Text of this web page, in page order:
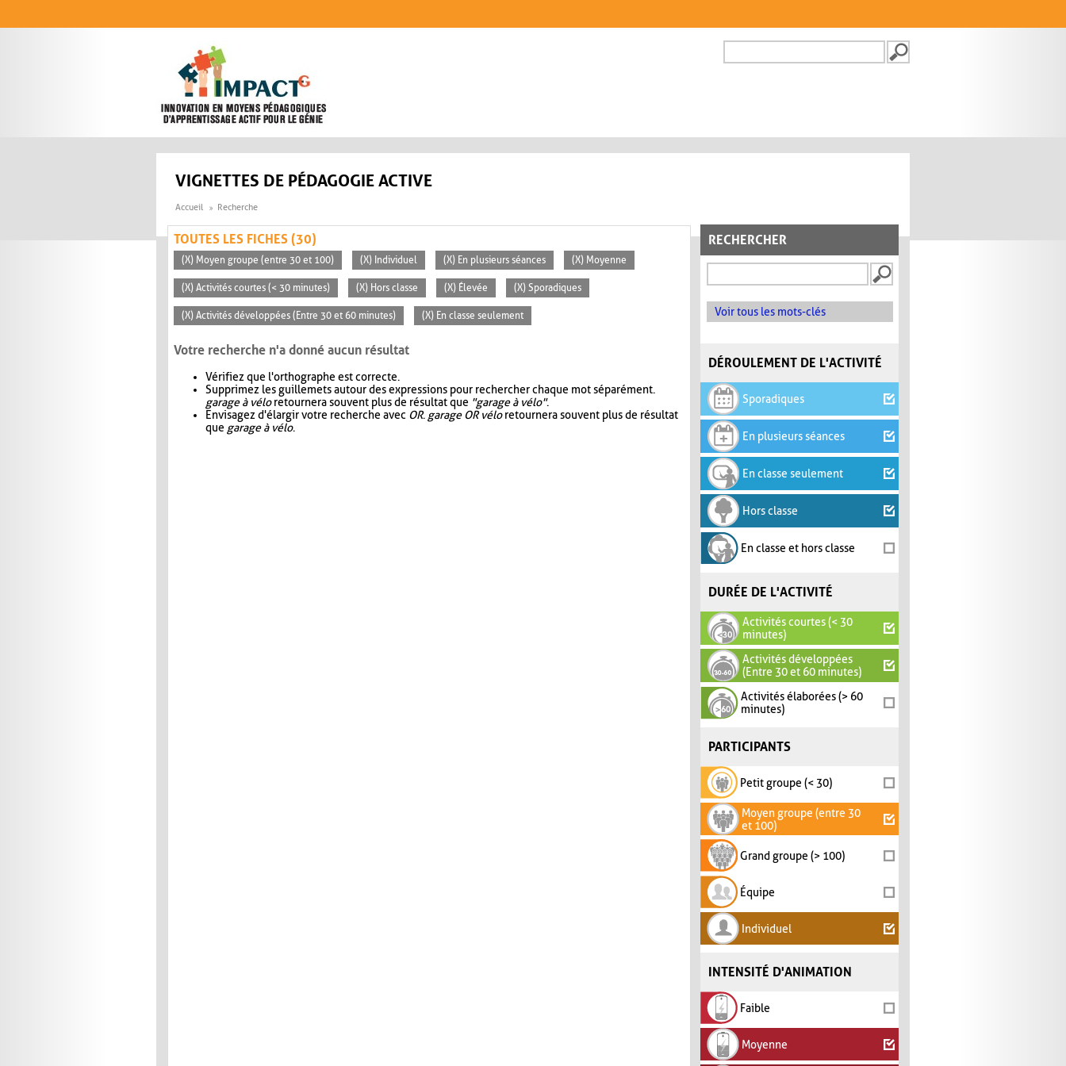
FORMULAIRE DE
VIGNETTES DE PÉDAGOGIE ACTIVE
Accueil Recherche
RECHERCHER
Voir tous les mots-clés
DÉROULEMENT DE L'ACTIVITÉ
Sporadiques
En plusieurs séances
En classe seulement
Hors classe
En classe et hors classe
DURÉE DE L'ACTIVITÉ
Activités courtes (< 30
minutes)
Activités développées
(Entre 30 et 60 minutes)
Activités élaborées (> 60
minutes)
PARTICIPANTS
Petit groupe (< 30)
Moyen groupe (entre 30
et 100)
Grand groupe (> 100)
Équipe
Individuel
INTENSITÉ D'ANIMATION
Faible
Moyenne
TOUTES LES FICHES (30)
(X) Moyen groupe (entre 30 et 100) (X) Individuel (X) En plusieurs séances (X) Moyenne
(X) Activités courtes (< 30 minutes) (X) Hors classe (X) Élevée (X) Sporadiques
(X) Activités développées (Entre 30 et 60 minutes) (X) En classe seulement
Votre recherche n'a donné aucun résultat
Vérifiez que l'orthographe est correcte.
Supprimez les guillemets autour des expressions pour rechercher chaque mot séparément.
garage à véloretournera souvent plus de résultat que "garage à vélo".
Envisagez d'élargir votre recherche avec OR. garage OR véloretournera souvent plus de résultat
que garage à vélo.